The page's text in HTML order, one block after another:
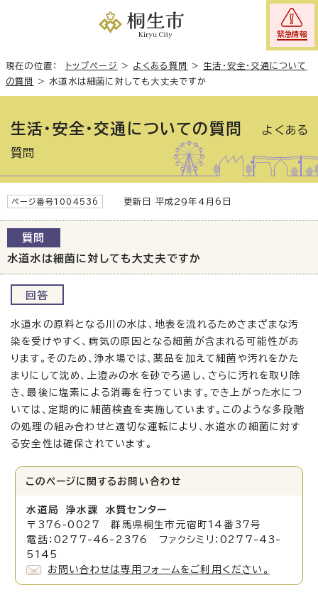
緊急情報
現在の位置： トップページ > よくある質問 > 生活・安全・交通について
の質問
> 水道水は細菌に対しても大丈夫ですか
生活・安全・交通についての質問
よくある
質問
ページ番号1004536 更新日 平成29年4月6日
質問
水道水は細菌に対しても大丈夫ですか
回答
水道水の原料となる川の水は、地表を流れるためさまざまな汚
染を受けやすく、病気の原因となる細菌が含まれる可能性があ
ります。そのため、浄水場では、薬品を加えて細菌や汚れをかた
まりにして沈め、上澄みの水を砂でろ過し、さらに汚れを取り除
き、最後に塩素による消毒を行っています。でき上がった水につ
いては、定期的に細菌検査を実施しています。このような多段階
の処理の組み合わせと適切な運転により、水道水の細菌に対す
る安全性は確保されています。
このページに関する お問い合わせ
水道局 浄水課 水質センター
〒376-0027 群馬県桐生市元宿町14番37号
電話：0277-46-2376 ファクシミリ：0277-43-
5145
お問い合わせは専用フォームをご利用ください。